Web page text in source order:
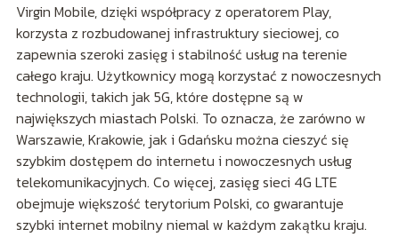
Virgin Mobile, dzięki współpracy z operatorem Play,
korzysta z rozbudowanej infrastruktury sieciowej, co
zapewnia szeroki zasięg i stabilność usług na terenie
całego kraju. Użytkownicy mogą korzystać z nowoczesnych
technologii, takich jak 5G, które dostępne są w
największych miastach Polski. To oznacza, że zarówno w
Warszawie, Krakowie, jak i Gdańsku można cieszyć się
szybkim dostępem do internetu i nowoczesnych usług
telekomunikacyjnych. Co więcej, zasięg sieci 4G LTE
obejmuje większość terytorium Polski, co gwarantuje
szybki internet mobilny niemal w każdym zakątku kraju.